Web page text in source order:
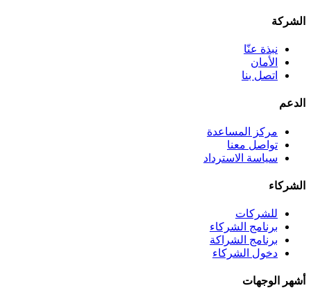
الشركة
نبذة عنّا
الأمان
اتصل بنا
الدعم
مركز المساعدة
تواصل معنا
سياسة الاسترداد
الشركاء
للشركات
برنامج الشركاء
برنامج الشراكة
دخول الشركاء
أشهر الوجهات